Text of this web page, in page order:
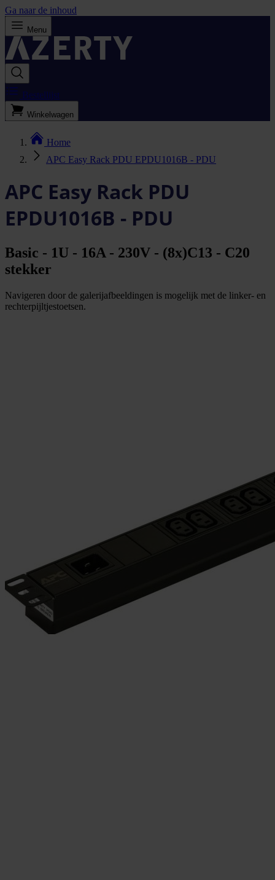
Ga naar de inhoud
Menu
Bestellijst
Winkelwagen
Home
APC Easy Rack PDU EPDU1016B - PDU
APC Easy Rack PDU
EPDU1016B - PDU
Basic - 1U - 16A - 230V - (8x)C13 - C20
stekker
Navigeren door de galerijafbeeldingen is mogelijk met de linker- en
rechterpijltjestoetsen.